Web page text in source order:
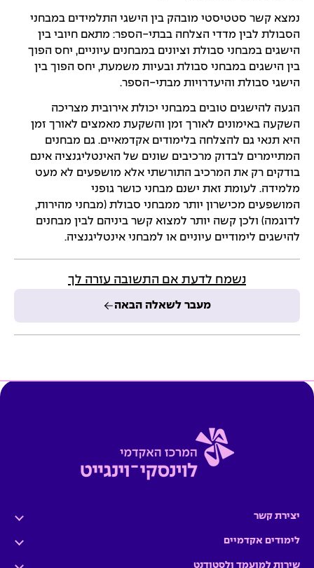
נמצא קשר סטטיסטי מובהק בין הישגי התלמידים במבחני
הסבולת לבין מדדי הצלחה בבתי-הספר: מתאם חיובי בין
הישגים במבחני סבולת וציונים במבחנים עיוניים, יחס הפוך
בין הישגים במבחני סבולת ובעיות משמעת, יחס הפוך בין
הישגי סבולת והיעדרויות מבתי-הספר.
הגעה להישגים טובים במבחני יכולת אירובית מצריכה
השקעה באימונים לאורך זמן והשקעת מאמצים לאורך זמן
היא תנאי גם להצלחה בלימודים אקדמאיים. גם מבחנים
המתיימרים לבדוק מרכיבים שונים של האינטליגנציה אינם
בודקים רק את המרכיב התורשתי אלא מושפעים לא מעט
מלמידה. לעומת זאת ישנם מבחני כושר גופני
המושפעים מכישרון יותר ממבחני סבולת (מבחני מהירות,
לדוגמה) ולכן קשה יותר למצוא קשר ביניהם לבין מבחנים
להישגים לימודיים עיוניים או למבחני אינטליגנציה.
נשמח לדעת אם התשובה עזרה לך
מעבר לשאלה הבאה
יצירת קשר
לימודים אקדמיים
שירות למועמד ולסטודנט